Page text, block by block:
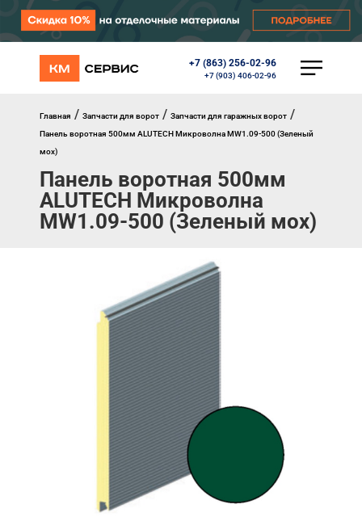
+7 (863) 256-02-96
+7 (903) 406-02-96
КАТАЛОГ
Перегрузочное оборудование
Уличные калитки
Шлагбаумы
Противопожарные ворота
Противопожарные шторы
Внешняя солнцезащита
Окна, порталы, двери
Примеры работ
Главная / Запчасти для ворот / Запчасти для гаражных ворот /
Панель воротная 500мм ALUTECH Микроволна MW1.09-500 (Зеленый
мох)
Панель воротная 500мм
ALUTECH Микроволна
MW1.09-500 (Зеленый мох)